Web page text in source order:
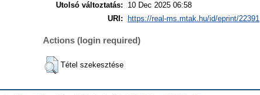
Utolsó változtatás:
10 Dec 2025 06:58
URI:
https://real-ms.mtak.hu/id/eprint/22391
Actions (login required)
Tétel szekesztése